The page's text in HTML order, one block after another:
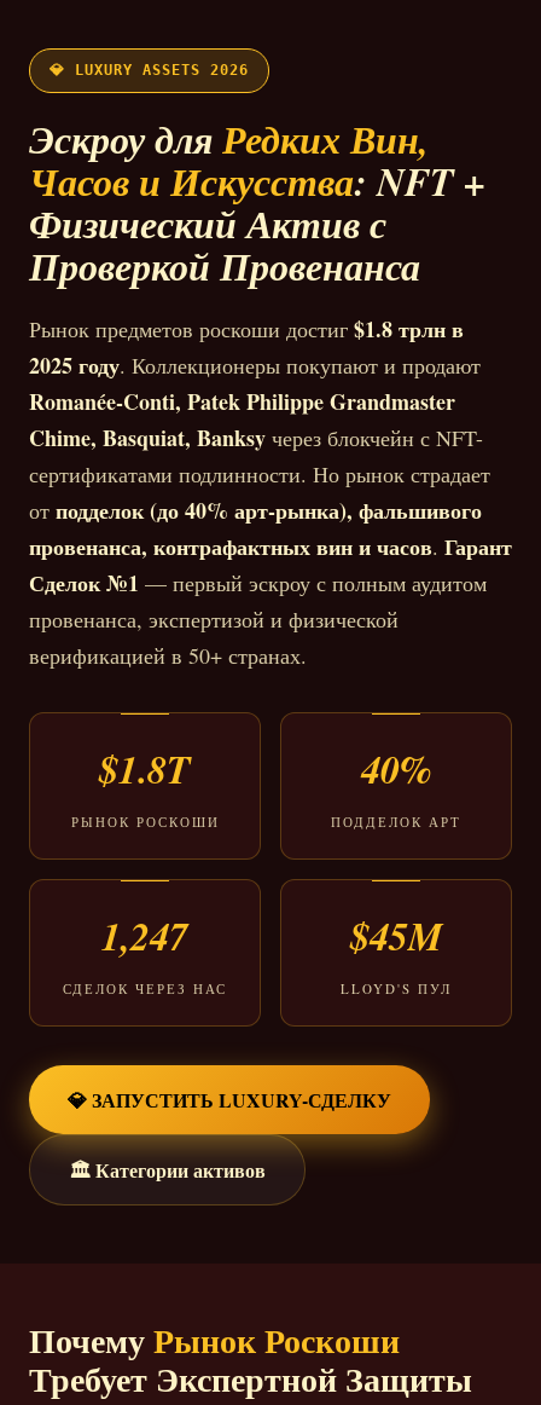
💎 LUXURY ASSETS 2026
Эскроу дляРедких Вин,
Часов и Искусства: NFT +
Физический Актив с
Проверкой Провенанса
Рынок предметов роскоши достиг $1.8 трлн в
2025 году. Коллекционеры покупают и продают
Romanée-Conti, Patek Philippe Grandmaster
Chime, Basquiat, Banksy через блокчейн с NFT-
сертификатами подлинности. Но рынок страдает
от подделок (до 40% арт-рынка), фальшивого
провенанса, контрафактных вин и часов. Гарант
Сделок №1 — первый эскроу с полным аудитом
провенанса, экспертизой и физической
верификацией в 50+ странах.
$1.8T
РЫНОК РОСКОШИ
40%
ПОДДЕЛОК АРТ
1,247
СДЕЛОК ЧЕРЕЗ НАС
$45M
LLOYD'S ПУЛ
💎 ЗАПУСТИТЬ LUXURY-СДЕЛКУ
🏛️ Категории активов
ПочемуРынок Роскоши
Требует Экспертной Защиты